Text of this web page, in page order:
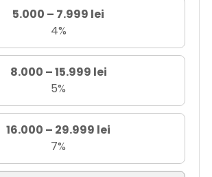
5.000 – 7.999 lei
4%
8.000 – 15.999 lei
5%
16.000 – 29.999 lei
7%